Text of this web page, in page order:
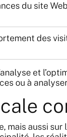
du site
des
et
ou à
mais aussi